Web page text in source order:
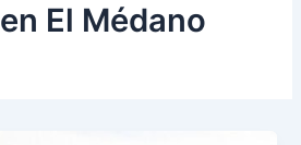
El Médano